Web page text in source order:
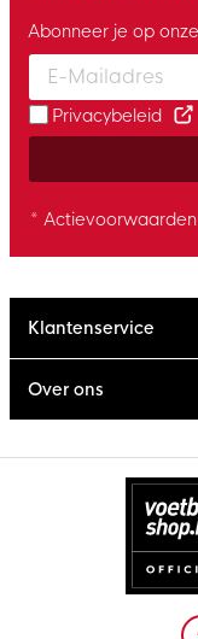
Enter your email
Abonneer je op
Privacybeleid
* Actievoorwaarden
Klantenservice
Over ons